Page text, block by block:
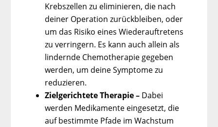
Krebszellen zu eliminieren, die nach
deiner Operation zurückbleiben, oder
um das Risiko eines Wiederauftretens
zu verringern. Es kann auch allein als
lindernde Chemotherapie gegeben
werden, um deine Symptome zu
reduzieren.
Zielgerichtete Therapie – Dabei
werden Medikamente eingesetzt, die
auf bestimmte Pfade im Wachstum